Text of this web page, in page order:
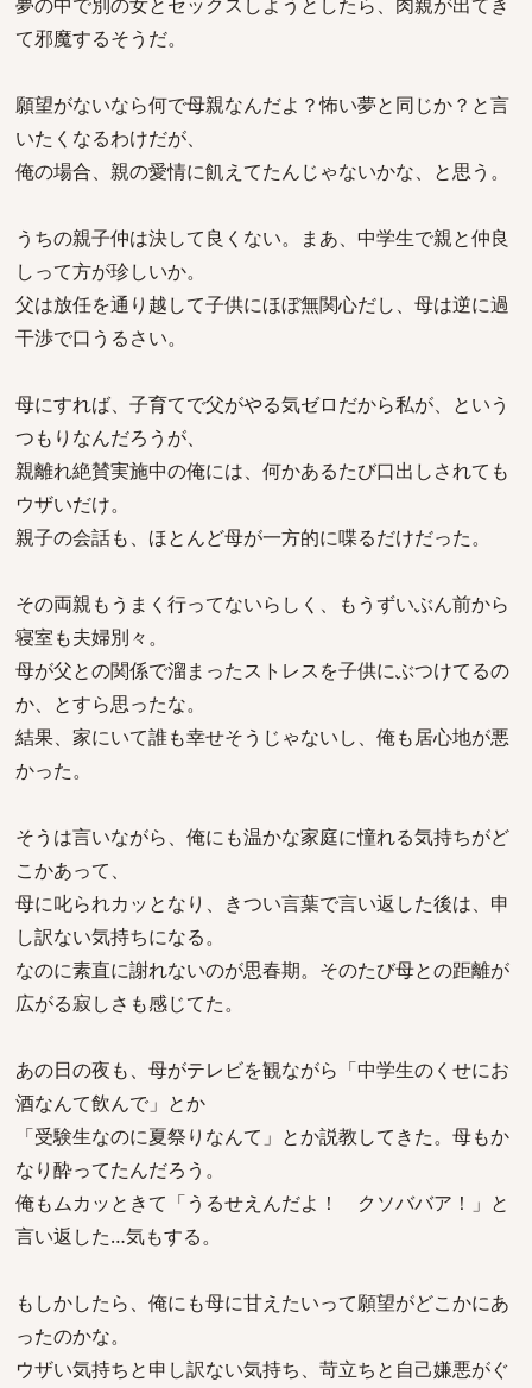
て邪魔するそうだ。
願望がないなら何で母親なんだよ？怖い夢と同じか？と言
いたくなるわけだが、
俺の場合、親の愛情に飢えてたんじゃないかな、と思う。
うちの親子仲は決して良くない。まあ、中学生で親と仲良
しって方が珍しいか。
父は放任を通り越して子供にほぼ無関心だし、母は逆に過
干渉で口うるさい。
母にすれば、子育てで父がやる気ゼロだから私が、という
つもりなんだろうが、
親離れ絶賛実施中の俺には、何かあるたび口出しされても
ウザいだけ。
親子の会話も、ほとんど母が一方的に喋るだけだった。
その両親もうまく行ってないらしく、もうずいぶん前から
寝室も夫婦別々。
母が父との関係で溜まったストレスを子供にぶつけてるの
か、とすら思ったな。
結果、家にいて誰も幸せそうじゃないし、俺も居心地が悪
かった。
そうは言いながら、俺にも温かな家庭に憧れる気持ちがど
こかあって、
母に叱られカッとなり、きつい言葉で言い返した後は、申
し訳ない気持ちになる。
なのに素直に謝れないのが思春期。そのたび母との距離が
広がる寂しさも感じてた。
あの日の夜も、母がテレビを観ながら「中学生のくせにお
酒なんて飲んで」とか
「受験生なのに夏祭りなんて」とか説教してきた。母もか
なり酔ってたんだろう。
俺もムカッときて「うるせえんだよ！ クソババア！」と
言い返した…気もする。
もしかしたら、俺にも母に甘えたいって願望がどこかにあ
ったのかな。
ウザい気持ちと申し訳ない気持ち、苛立ちと自己嫌悪がぐ